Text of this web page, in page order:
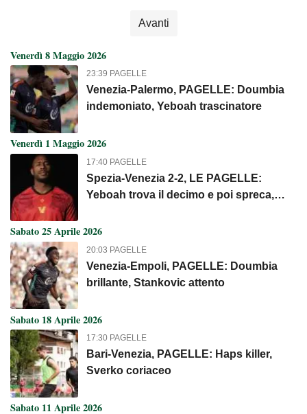
Avanti
Venerdì 8 Maggio 2026
23:39 PAGELLE
Venezia-Palermo, PAGELLE: Doumbia
indemoniato, Yeboah trascinatore
Venerdì 1 Maggio 2026
17:40 PAGELLE
Spezia-Venezia 2-2, LE PAGELLE:
Yeboah trova il decimo e poi spreca,
Sabato 25 Aprile 2026
20:03 PAGELLE
Venezia-Empoli, PAGELLE: Doumbia
brillante, Stankovic attento
Sabato 18 Aprile 2026
17:30 PAGELLE
Bari-Venezia, PAGELLE: Haps killer,
Sverko coriaceo
Sabato 11 Aprile 2026